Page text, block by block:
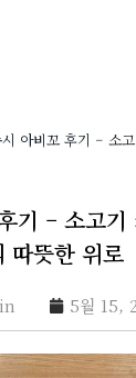
아비꼬 후기 – 소
기 – 소고
따뜻한 위로
5월 15,